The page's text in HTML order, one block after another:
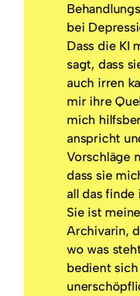
bei
Dass die KI
sagt, dass
auch irren
mir ihre
mich
anspricht
Vorschläge
dass sie
all das
Sie ist meine
Archivarin,
wo was
bedient